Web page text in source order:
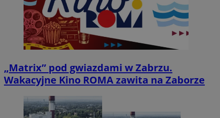
„Matrix” pod gwiazdami w Zabrzu.
Wakacyjne Kino ROMA zawita na Zaborze